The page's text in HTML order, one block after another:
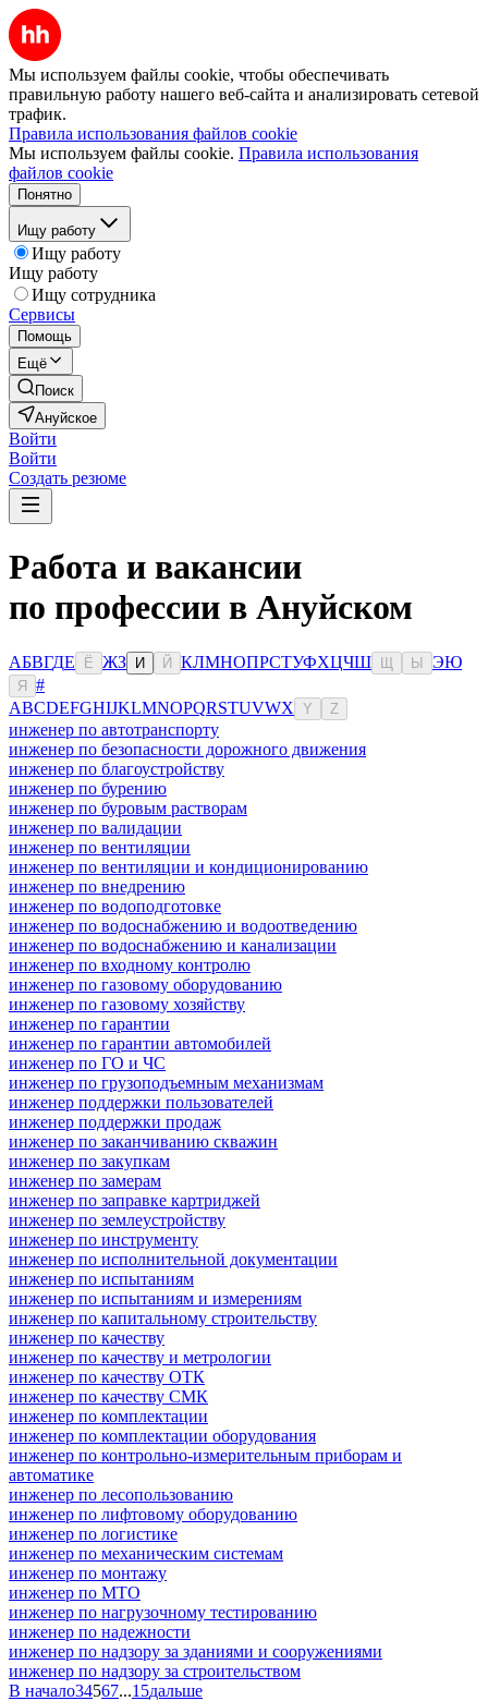
Мы используем файлы cookie, чтобы обеспечивать
правильную работу нашего веб-сайта и анализировать сетевой
трафик.
Правила использования файлов cookie
Мы используем файлы cookie. Правила использования
файлов cookie
Понятно
Ищу работу
Ищу работу
Ищу работу
Ищу сотрудника
Сервисы
Помощь
Ещё
Поиск
Ануйское
Войти
Войти
Создать резюме
Работа и вакансии
по профессии в Ануйском
АБВГДЕ Ё ЖЗ И Й КЛМНОПРСТУФХЦЧШ Ы ЭЮ
Я
#
ABCDEFGHIJKLMNOPQRSTUVWX Y Z
инженер по автотранспорту
инженер по безопасности дорожного движения
инженер по благоустройству
инженер по бурению
инженер по буровым растворам
инженер по валидации
инженер по вентиляции
инженер по вентиляции и кондиционированию
инженер по внедрению
инженер по водоподготовке
инженер по водоснабжению и водоотведению
инженер по водоснабжению и канализации
инженер по входному контролю
инженер по газовому оборудованию
инженер по газовому хозяйству
инженер по гарантии
инженер по гарантии автомобилей
инженер по ГО и ЧС
инженер по грузоподъемным механизмам
инженер поддержки пользователей
инженер поддержки продаж
инженер по заканчиванию скважин
инженер по закупкам
инженер по замерам
инженер по заправке картриджей
инженер по землеустройству
инженер по инструменту
инженер по исполнительной документации
инженер по испытаниям
инженер по испытаниям и измерениям
инженер по капитальному строительству
инженер по качеству
инженер по качеству и метрологии
инженер по качеству ОТК
инженер по качеству СМК
инженер по комплектации
инженер по комплектации оборудования
инженер по контрольно-измерительным приборам и
автоматике
инженер по лесопользованию
инженер по лифтовому оборудованию
инженер по логистике
инженер по механическим системам
инженер по монтажу
инженер по МТО
инженер по нагрузочному тестированию
инженер по надежности
инженер по надзору за зданиями и сооружениями
инженер по надзору за строительством
В начало34567...15дальше